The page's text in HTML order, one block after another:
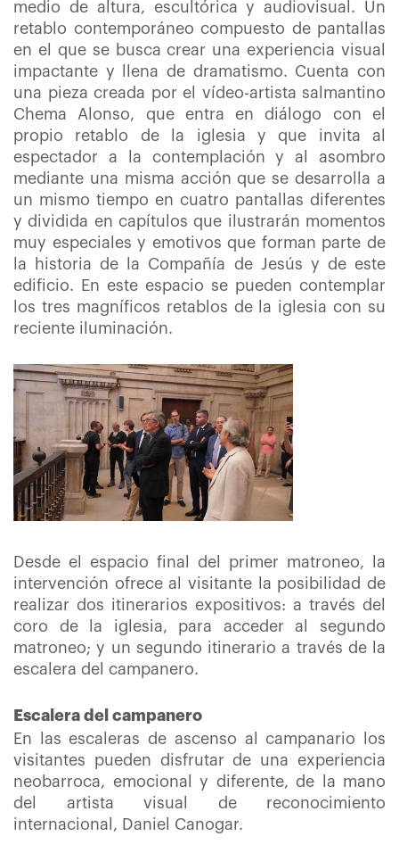
medio de altura, escultórica y audiovisual. Un
retablo contemporáneo compuesto de pantallas
en el que se busca crear una experiencia visual
impactante y llena de dramatismo. Cuenta con
una pieza creada por el vídeo-artista salmantino
Chema Alonso, que entra en diálogo con el
propio retablo de la iglesia y que invita al
espectador a la contemplación y al asombro
mediante una misma acción que se desarrolla a
un mismo tiempo en cuatro pantallas diferentes
y dividida en capítulos que ilustrarán momentos
muy especiales y emotivos que forman parte de
la historia de la Compañía de Jesús y de este
edificio. En este espacio se pueden contemplar
los tres magníficos retablos de la iglesia con su
reciente iluminación.
Desde el espacio final del primer matroneo, la
intervención ofrece al visitante la posibilidad de
realizar dos itinerarios expositivos: a través del
coro de la iglesia, para acceder al segundo
matroneo; y un segundo itinerario a través de la
escalera del campanero.
Escalera del campanero
En las escaleras de ascenso al campanario los
visitantes pueden disfrutar de una experiencia
neobarroca, emocional y diferente, de la mano
del artista visual de reconocimiento
internacional, Daniel Canogar.